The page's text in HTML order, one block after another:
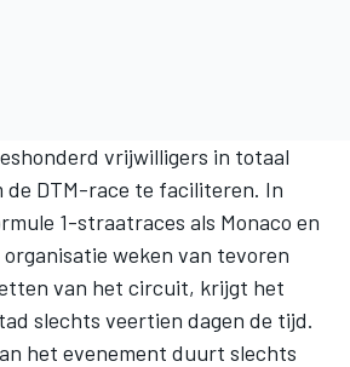
vrijwilligers in totaal
de DTM-race te faciliteren. In
1-straatraces als Monaco en
weken van tevoren
van het circuit, krijgt het
slechts veertien dagen de tijd.
het evenement duurt slechts